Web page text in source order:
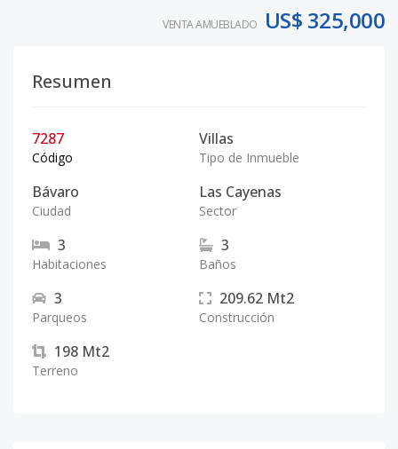
VENTA AMUEBLADO US$ 325,000
Resumen
7287
Código
Villas
Tipo de Inmueble
Bávaro
Ciudad
Las Cayenas
Sector
3
Habitaciones
3
Baños
3
Parqueos
209.62 Mt2
Construcción
198 Mt2
Terreno